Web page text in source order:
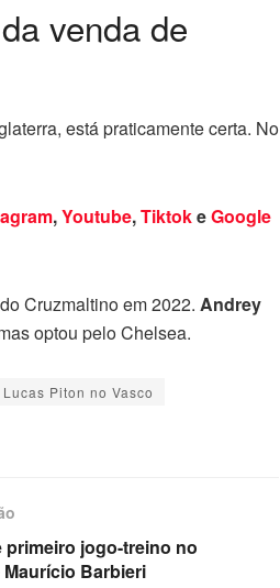
venda de
está praticamente certa. No
,Youtube,TiktokeGoogle
Cruzmaltino em 2022. Andrey
optou pelo Chelsea.
Lucas Piton no Vasco
primeiro jogo-treino no
Barbieri